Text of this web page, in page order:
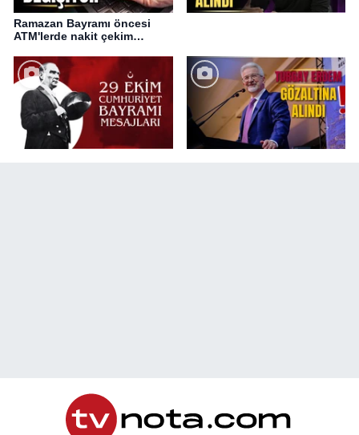
Ramazan Bayramı öncesi
ATM'lerde nakit çekim